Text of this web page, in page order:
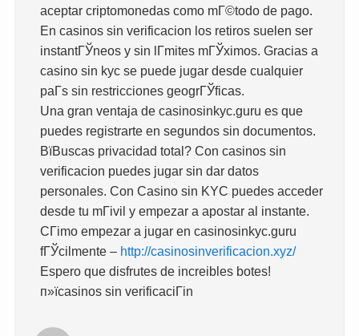
aceptar criptomonedas como mГ©todo de pago.
En casinos sin verificacion los retiros suelen ser
instantГЎneos y sin lГ­mites mГЎximos. Gracias a
casino sin kyc se puede jugar desde cualquier
paГ­s sin restricciones geogrГЎficas.
Una gran ventaja de casinosinkyc.guru es que
puedes registrarte en segundos sin documentos.
ВїBuscas privacidad total? Con casinos sin
verificacion puedes jugar sin dar datos
personales. Con Casino sin KYC puedes acceder
desde tu mГіvil y empezar a apostar al instante.
CГіmo empezar a jugar en casinosinkyc.guru
fГЎcilmente – http://casinosinverificacion.xyz/
Espero que disfrutes de increibles botes!
п»їcasinos sin verificaciГіn